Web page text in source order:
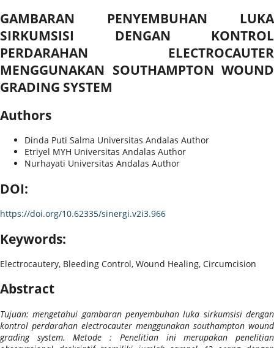
GAMBARAN PENYEMBUHAN LUKA
SIRKUMSISI DENGAN KONTROL
PERDARAHAN ELECTROCAUTER
MENGGUNAKAN SOUTHAMPTON WOUND
GRADING SYSTEM
Authors
Dinda Puti Salma Universitas Andalas Author
Etriyel MYH Universitas Andalas Author
Nurhayati Universitas Andalas Author
DOI:
https://doi.org/10.62335/sinergi.v2i3.966
Keywords:
Electrocautery, Bleeding Control, Wound Healing, Circumcision
Abstract
Tujuan: mengetahui gambaran penyembuhan luka sirkumsisi dengan
kontrol perdarahan electrocauter menggunakan southampton wound
grading system. Metode : Penelitian ini merupakan penelitian